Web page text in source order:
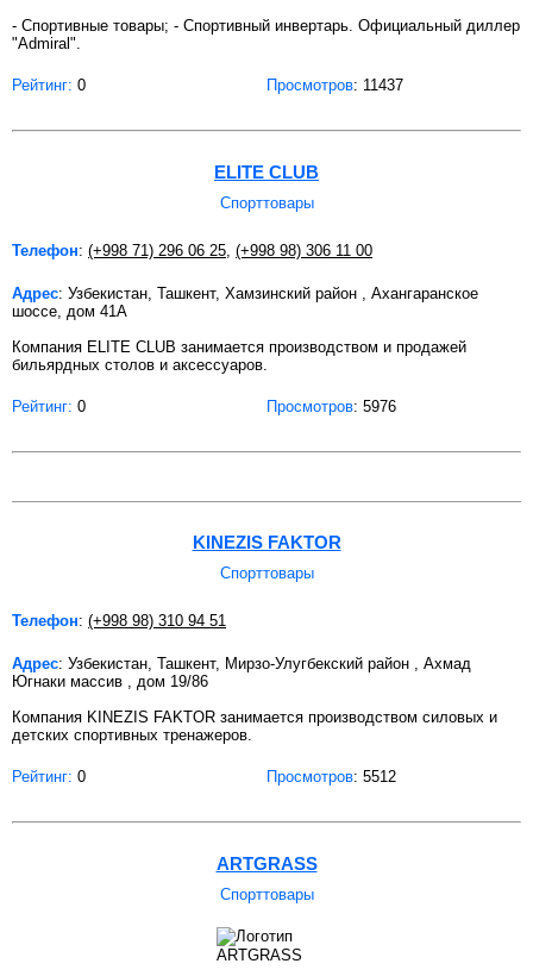
- Спортивные товары; - Cпортивный инвертарь. Официальный диллер
"Admiral".
Рейтинг: 0 Просмотров: 11437
ELITE CLUB
Спорттовары
Телефон: (+998 71) 296 06 25 (+998 98) 306 11 00
Адрес: Узбекистан, Ташкент, Хамзинский район , Ахангаранское
шоссе, дом 41А
Компания ELITE CLUB занимается производством и продажей
бильярдных столов и аксессуаров.
Рейтинг: 0 Просмотров: 5976
KINEZIS FAKTOR
Спорттовары
Телефон: (+998 98) 310 94 51
Адрес: Узбекистан, Ташкент, Мирзо-Улугбекский район , Ахмад
Югнаки массив , дом 19/86
Компания KINEZIS FAKTOR занимается производством силовых и
детских спортивных тренажеров.
Рейтинг: 0 Просмотров: 5512
ARTGRASS
Спорттовары